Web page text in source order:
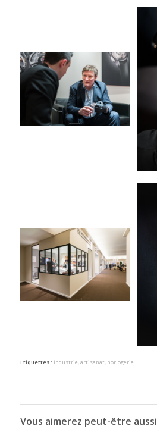
Etiquettes : industrie,artisanat, horlogerie
Vous aimerez peut-être aussi